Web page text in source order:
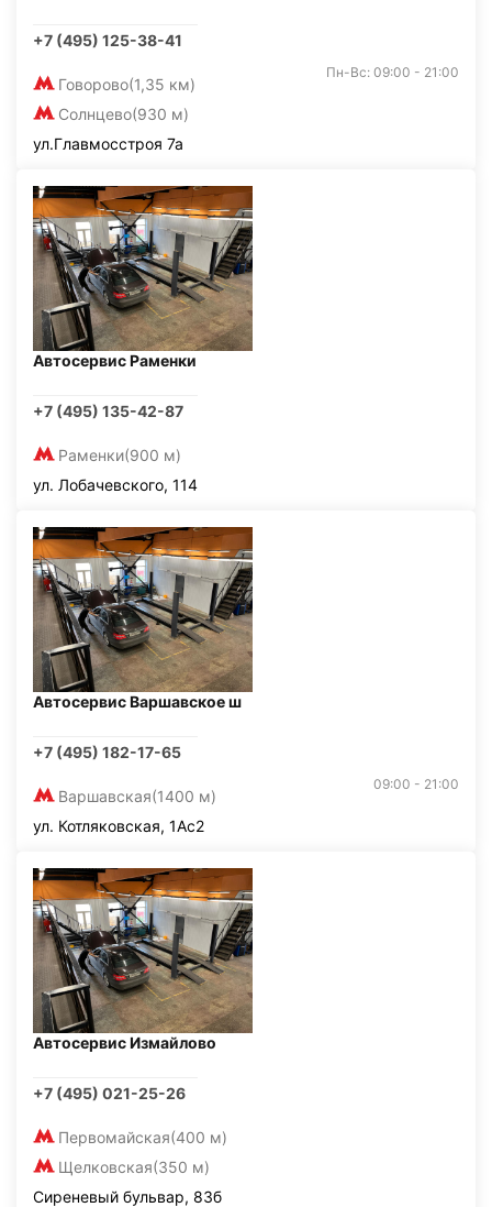
+7 (495) 125-38-41
Говорово(1,35 км)
Солнцево(930 м)
Пн-Вс: 09:00 - 21:00
ул.Главмосстроя 7а
Автосервис Раменки
+7 (495) 135-42-87
Раменки(900 м)
ул. Лобачевского, 114
Автосервис Варшавское ш
+7 (495) 182-17-65
Варшавская(1400 м)
09:00 - 21:00
ул. Котляковская, 1Ас2
Автосервис Измайлово
+7 (495) 021-25-26
Первомайская(400 м)
Щелковская(350 м)
Сиреневый бульвар, 83б